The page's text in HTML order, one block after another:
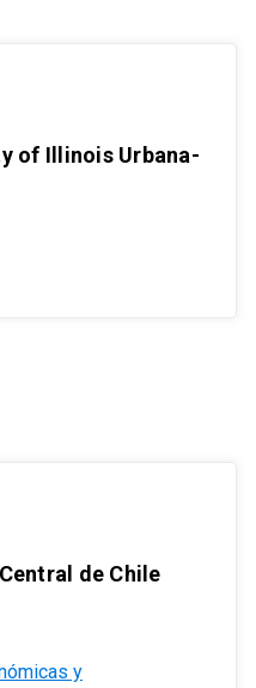
of Illinois Urbana-
de Chile
y